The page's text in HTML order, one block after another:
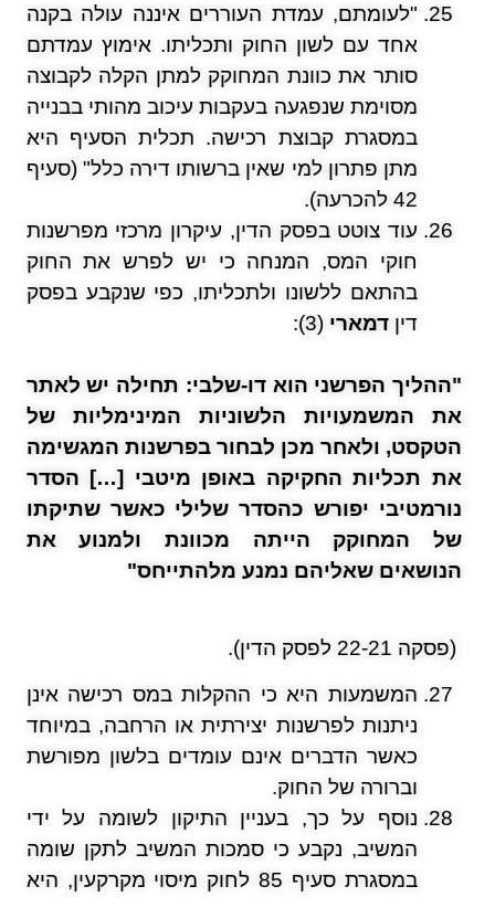
"לעומתם, עמדת העוררים איננה עולה בקנה
אחד עם לשון החוק ותכליתו. אימוץ עמדתם
סותר את כוונת המחוקק למתן הקלה לקבוצה
מסוימת שנפגעה בעקבות עיכוב מהותי בבנייה
במסגרת קבוצת רכישה. תכלית הסעיף היא
מתן פתרון למי שאין ברשותו דירה כלל" (סעיף
42 להכרעה).
עוד צוטט בפסק הדין, עיקרון מרכזי מפרשנות
חוקי המס, המנחה כי יש לפרש את החוק
בהתאם ללשונו ולתכליתו, כפי שנקבע בפסק
דין דמארי (3):
"ההליך הפרשני הוא דו-שלבי: תחילה יש לאתר
את המשמעויות הלשוניות המינימליות של
הטקסט, ולאחר מכן לבחור בפרשנות המגשימה
את תכליות החקיקה באופן מיטבי […] הסדר
נורמטיבי יפורש כהסדר שלילי כאשר שתיקתו
של המחוקק הייתה מכוונת ולמנוע את
הנושאים שאליהם נמנע מלהתייחס"
(פסקה 22-21 לפסק הדין).
המשמעות היא כי ההקלות במס רכישה אינן
ניתנות לפרשנות יצירתית או הרחבה, במיוחד
כאשר הדברים אינם עומדים בלשון מפורשת
וברורה של החוק.
נוסף על כך, בעניין התיקון לשומה על ידי
המשיב, נקבע כי סמכות המשיב לתקן שומה
במסגרת סעיף 85 לחוק מיסוי מקרקעין, היא